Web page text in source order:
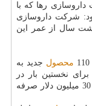
رها كه با
شركت داروسازی
سال از عمر این
محصول جدید به
برای نخستین بار در
كشور تولید شدند و این رقم از اعتباری بالغ بر 30 میلیون دلار صرفه